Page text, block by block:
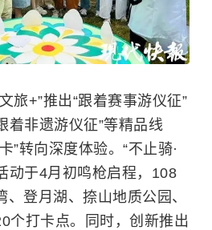
旅+”推出“跟着赛事游仪征”
着非遗游仪征”等精品线
”转向深度体验。“不止骑·
动于4月初鸣枪启程，108
登月湖、捺山地质公园、
个打卡点。同时，创新推出